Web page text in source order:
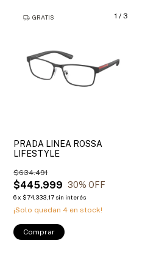
1 / 3
GRATIS
PRADA LINEA ROSSA
LIFESTYLE
$445.999
$634.491
30% OFF
6x $74.333,17 sin interés
¡Solo quedan 4 en stock!
Comprar